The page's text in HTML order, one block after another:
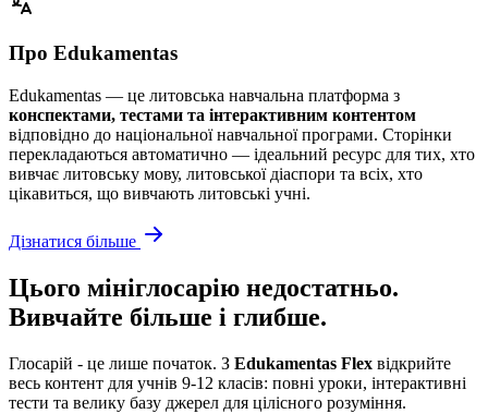
Про Edukamentas
Edukamentas — це литовська навчальна платформа з
конспектами, тестами та інтерактивним контентом
відповідно до національної навчальної програми. Сторінки
перекладаються автоматично — ідеальний ресурс для тих, хто
вивчає литовську мову, литовської діаспори та всіх, хто
цікавиться, що вивчають литовські учні.
Дізнатися більше
Цього мініглосарію недостатньо.
Вивчайте більше і глибше.
Глосарій - це лише початок. З Edukamentas Flex відкрийте
весь контент для учнів 9-12 класів: повні уроки, інтерактивні
тести та велику базу джерел для цілісного розуміння.